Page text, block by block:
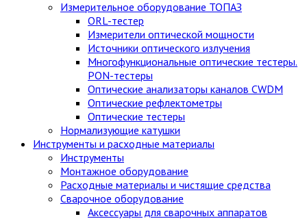
Измерительное оборудование ТОПАЗ
ORL-тестер
Измерители оптической мощности
Источники оптического излучения
Многофункциональные оптические тестеры.
PON-тестеры
Оптические анализаторы каналов CWDM
Оптические рефлектометры
Оптические тестеры
Нормализующие катушки
Инструменты и расходные материалы
Инструменты
Монтажное оборудование
Расходные материалы и чистящие средства
Сварочное оборудование
Аксессуары для сварочных аппаратов